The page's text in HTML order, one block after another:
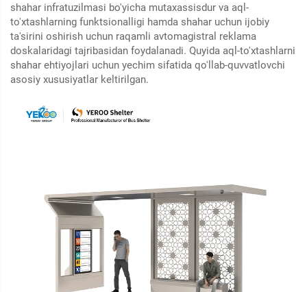
shahar infratuzilmasi bo'yicha mutaxassisdur va aql-
to'xtashlarning funktsionalligi hamda shahar uchun ijobiy
ta'sirini oshirish uchun raqamli avtomagistral reklama
doskalaridagi tajribasidan foydalanadi. Quyida aql-to'xtashlarni
shahar ehtiyojlari uchun yechim sifatida qo'llab-quvvatlovchi
asosiy xususiyatlar keltirilgan.